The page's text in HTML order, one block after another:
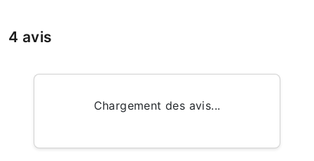
4 avis
Chargement des avis...